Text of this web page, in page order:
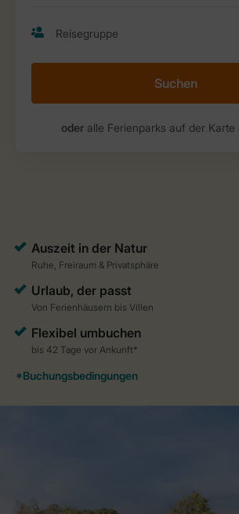
Suchen
oderalle Ferienparks auf der Karte